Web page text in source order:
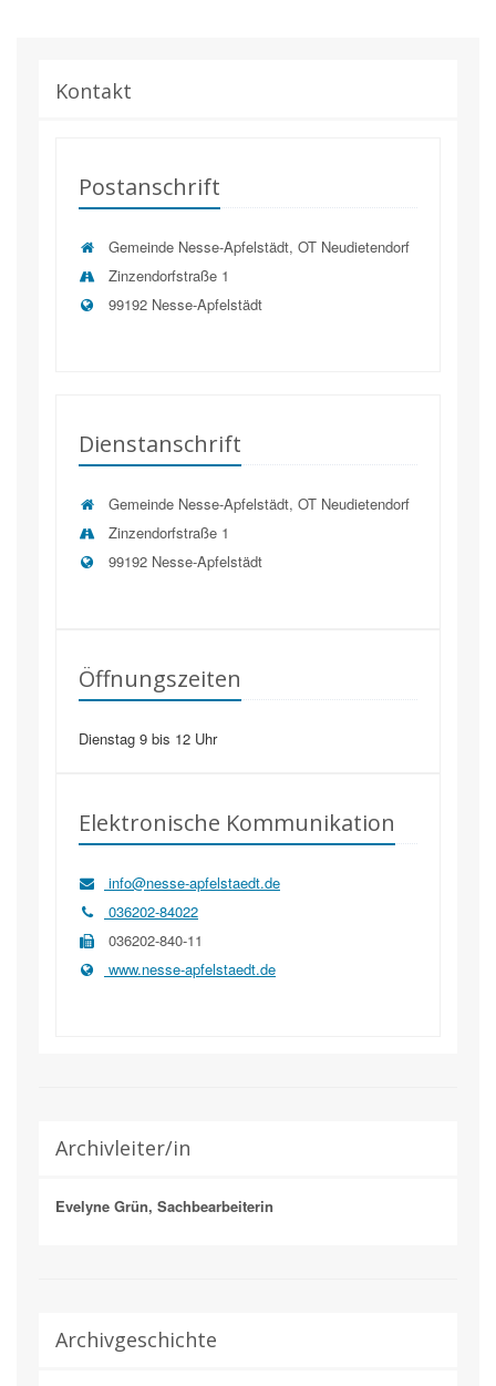
Kontakt
Postanschrift
Gemeinde Nesse-Apfelstädt, OT Neudietendorf
Zinzendorfstraße 1
99192 Nesse-Apfelstädt
Dienstanschrift
Gemeinde Nesse-Apfelstädt, OT Neudietendorf
Zinzendorfstraße 1
99192 Nesse-Apfelstädt
Öffnungszeiten
Dienstag 9 bis 12 Uhr
Elektronische Kommunikation
info@nesse-apfelstaedt.de
036202-84022
036202-840-11
www.nesse-apfelstaedt.de
Archivleiter/in
Evelyne Grün, Sachbearbeiterin
Archivgeschichte